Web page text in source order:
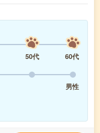
50代
60代
男性